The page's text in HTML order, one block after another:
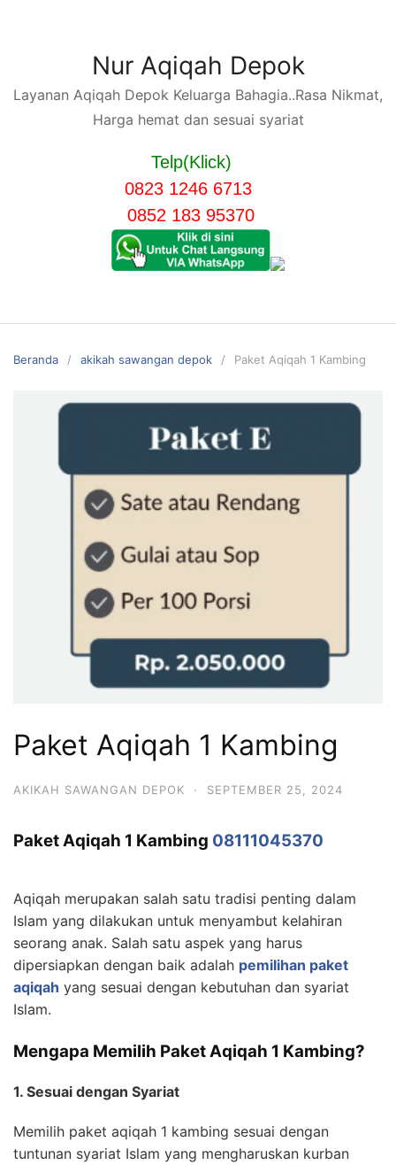
Nur Aqiqah Depok
Layanan Aqiqah Depok Keluarga Bahagia..Rasa Nikmat,
Harga hemat dan sesuai syariat
Telp(Klick)
0823 1246 6713
0852 183 95370
Beranda akikah sawangan depok Paket Aqiqah 1 Kambing
Paket Aqiqah 1 Kambing
AKIKAH SAWANGAN DEPOK · SEPTEMBER 25, 2024
Paket Aqiqah 1 Kambing 08111045370
Aqiqah merupakan salah satu tradisi penting dalam
Islam yang dilakukan untuk menyambut kelahiran
seorang anak. Salah satu aspek yang harus
dipersiapkan dengan baik adalah pemilihan paket
aqiqah yang sesuai dengan kebutuhan dan syariat
Islam.
Mengapa Memilih Paket Aqiqah 1 Kambing?
1. Sesuai dengan Syariat
Memilih paket aqiqah 1 kambing sesuai dengan
tuntunan syariat Islam yang mengharuskan kurban